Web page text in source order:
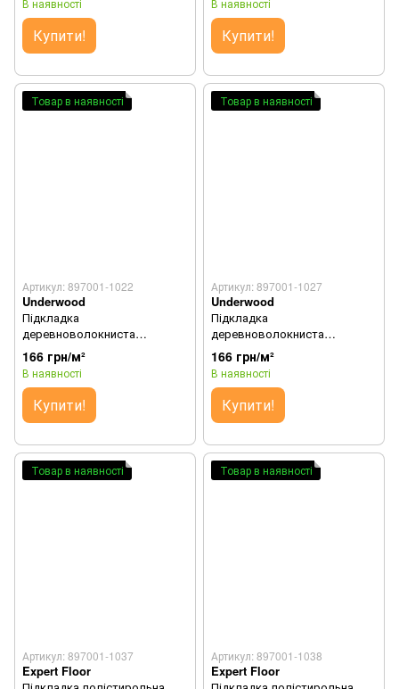
В наявності
Купити!
В наявності
Купити!
Товар в наявності
Артикул: 897001-1022
Underwood
Підкладка
деревноволокниста
Underwood 7 мм (Коричнева)
166 грн/м²
В наявності
Купити!
Товар в наявності
Артикул: 897001-1027
Underwood
Підкладка
деревноволокниста
Underwood 7 мм (Зелена)
166 грн/м²
В наявності
Купити!
Товар в наявності
Артикул: 897001-1037
Expert Floor
Товар в наявності
Артикул: 897001-1038
Expert Floor